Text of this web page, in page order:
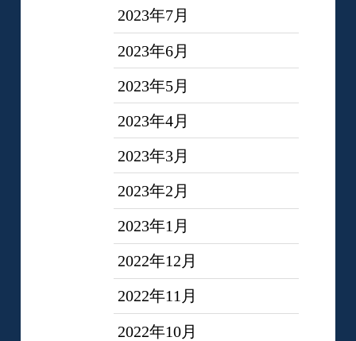
2023年7月
2023年6月
2023年5月
2023年4月
2023年3月
2023年2月
2023年1月
2022年12月
2022年11月
2022年10月